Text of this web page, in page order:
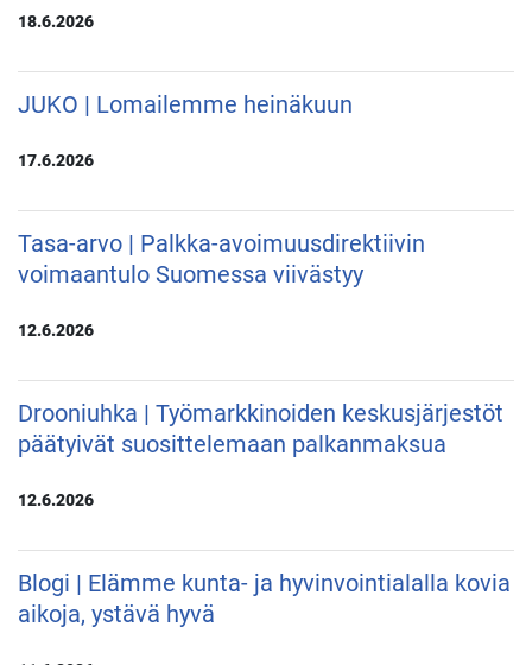
18.6.2026
JUKO | Lomailemme heinäkuun
17.6.2026
Tasa-arvo | Palkka-avoimuusdirektiivin
voimaantulo Suomessa viivästyy
12.6.2026
Drooniuhka | Työmarkkinoiden keskusjärjestöt
päätyivät suosittelemaan palkanmaksua
12.6.2026
Blogi | Elämme kunta- ja hyvinvointialalla kovia
aikoja, ystävä hyvä